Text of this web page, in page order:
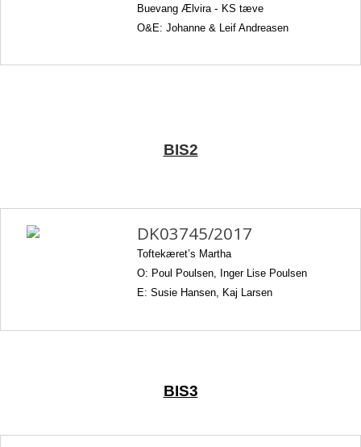
Buevang Ælvira - KS tæve
O&E: Johanne & Leif Andreasen
BIS2
DK03745/2017
Toftekæret’s Martha
O: Poul Poulsen, Inger Lise Poulsen
E: Susie Hansen, Kaj Larsen
BIS3